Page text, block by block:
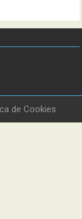
de Cookies